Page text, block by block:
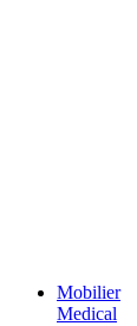
Mobilier
Medical